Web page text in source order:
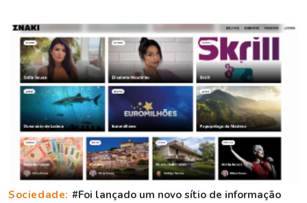
Sociedade: #Foi lançado um novo sítio de informação